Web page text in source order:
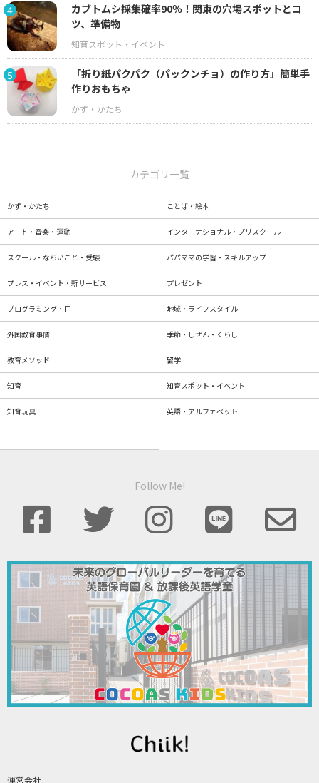
4
カブトムシ採集確率90％！関東の穴場スポットとコ
ツ、準備物
5
「折り紙パクパク（パックンチョ）の作り方」簡単手
作りおもちゃ
運営会社
カテゴリ一覧
かず・かたち ことば・絵本
アート・音楽・運動 インターナショナル・プリスクール
スクール・ならいごと・受験 パパママの学習・スキルアップ
プレス・イベント・新サービス プレゼント
プログラミング・IT 地域・ライフスタイル
外国教育事情 季節・しぜん・くらし
教育メソッド 留学
知育 知育スポット・イベント
知育玩具 英語・アルファベット
Follow Me!